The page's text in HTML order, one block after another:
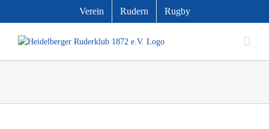
Verein Rudern Rugby